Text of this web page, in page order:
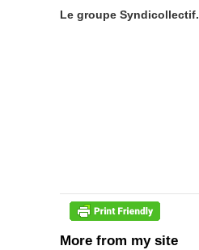
Le groupe Syndicollectif.
More from my site